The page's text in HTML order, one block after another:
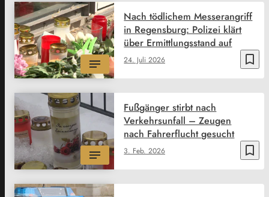
bookmark_border
24. Juli 2026
Nach tödlichem Messerangriff
in Regensburg: Polizei klärt
über Ermittlungsstand auf
bookmark_border
3. Feb. 2026
Fußgänger stirbt nach
Verkehrsunfall – Zeugen
nach Fahrerflucht gesucht